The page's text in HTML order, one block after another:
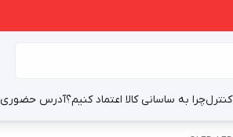
چرا به ساسانی کالا اعتماد کنیم؟آدرس حضوری